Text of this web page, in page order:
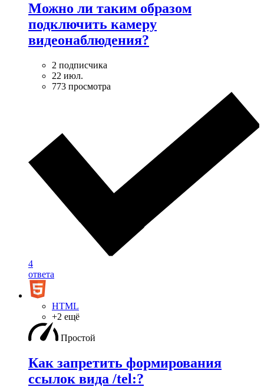
Можно ли таким образом
подключить камеру
видеонаблюдения?
2 подписчика
22 июл.
773 просмотра
4
ответа
HTML
+2 ещё
Простой
Как запретить формирования
ссылок вида /tel:?